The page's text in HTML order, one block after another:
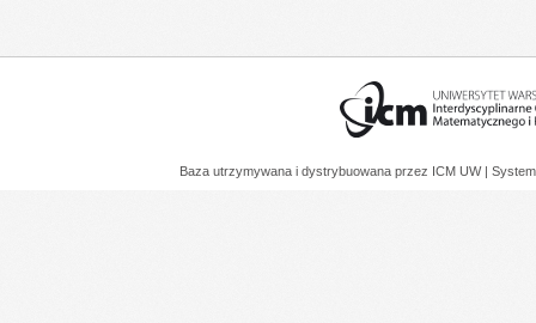
Baza utrzymywana i dystrybuowana przez ICM UW |